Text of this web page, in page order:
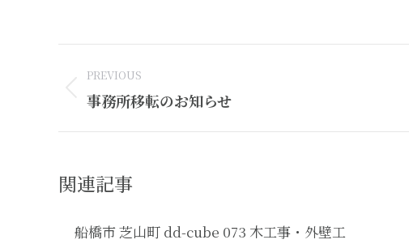
navigation
PREVIOUS
Previous
事務所移転のお知らせ
関連記事
船橋市 芝山町 dd-cube 073 木工事・外壁工